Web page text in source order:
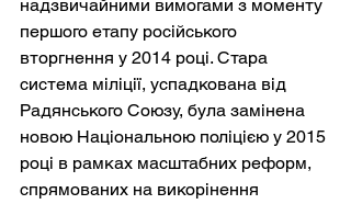
надзвичайними вимогами з моменту
першого етапу російського
вторгнення у 2014 році. Стара
система міліції, успадкована від
Радянського Союзу, була замінена
новою Національною поліцією у 2015
році в рамках масштабних реформ,
спрямованих на викорінення